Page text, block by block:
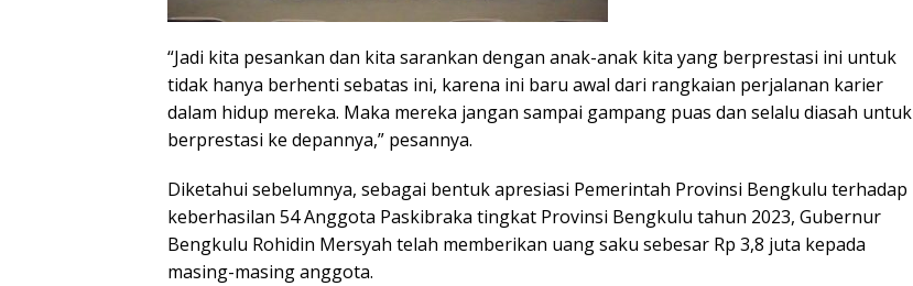
“Jadi kita pesankan dan kita sarankan dengan anak-anak kita yang berprestasi ini untuk
tidak hanya berhenti sebatas ini, karena ini baru awal dari rangkaian perjalanan karier
dalam hidup mereka. Maka mereka jangan sampai gampang puas dan selalu diasah untuk
berprestasi ke depannya,” pesannya.
Diketahui sebelumnya, sebagai bentuk apresiasi Pemerintah Provinsi Bengkulu terhadap
keberhasilan 54 Anggota Paskibraka tingkat Provinsi Bengkulu tahun 2023, Gubernur
Bengkulu Rohidin Mersyah telah memberikan uang saku sebesar Rp 3,8 juta kepada
masing-masing anggota.